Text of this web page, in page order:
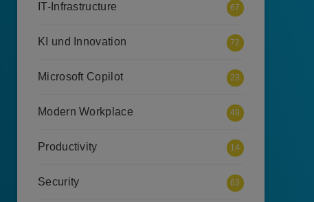
IT-Infrastructure 67
KI und Innovation 72
Microsoft Copilot 23
Modern Workplace 49
Productivity 14
Security 63